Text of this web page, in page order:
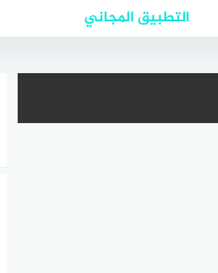
التطبيق المجاني